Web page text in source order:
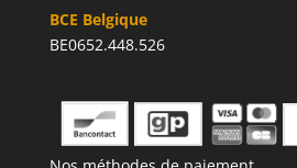
BCE Belgique
BE0652.448.526